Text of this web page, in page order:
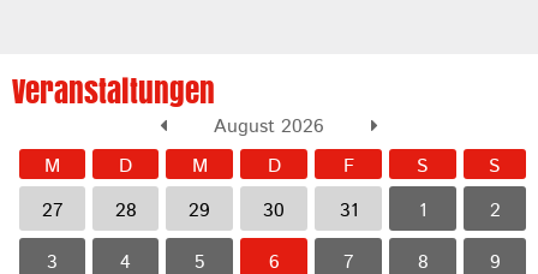
Veranstaltungen
August 2026
M D M D F S S
27 28 29 30 31 1 2
3 4 5 6 7 8 9